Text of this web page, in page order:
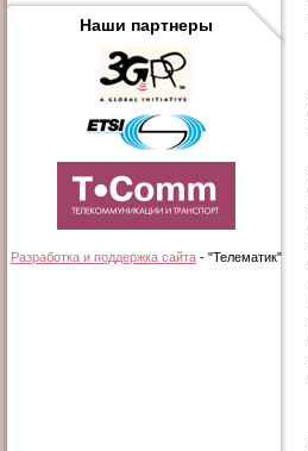
Наши партнеры
Разработка и поддержка сайта - "Телематик"